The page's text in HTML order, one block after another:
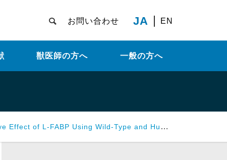
お問い合わせ JA EN
獣医師の方へ 一般の方へ
Type and Human L-FABP Chromosome Transgenic Mice.